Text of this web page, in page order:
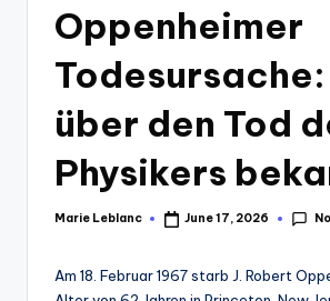
Oppenheimer
über den Tod
Physikers
Posted
Marie Leblanc June 17, 2026
Am 18. Februar 1967 starb J. Robert